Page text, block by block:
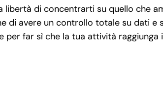
di concentrarti su quello che
di avere un controllo totale su dati e
far sì che la tua attività raggiunga